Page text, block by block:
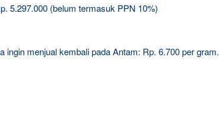
5.297.000 (belum termasuk PPN 10%)
ingin menjual kembali pada Antam: Rp. 6.700 per gram.